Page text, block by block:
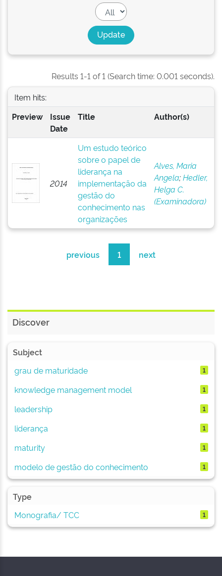
Results 1-1 of 1 (Search time: 0.001 seconds).
Item hits:
Preview
Issue
Date
Title Author(s)
2014
Um estudo teórico
sobre o papel de
liderança na
implementação da
gestão do
conhecimento nas
organizações
Alves, Maria
Angela;Hedler,
Helga C.
(Examinadora)
previous 1 next
Discover
Subject
grau de maturidade
1
knowledge management model 1
leadership 1
liderança 1
maturity 1
modelo de gestão do conhecimento 1
Type
Monografia/ TCC
1